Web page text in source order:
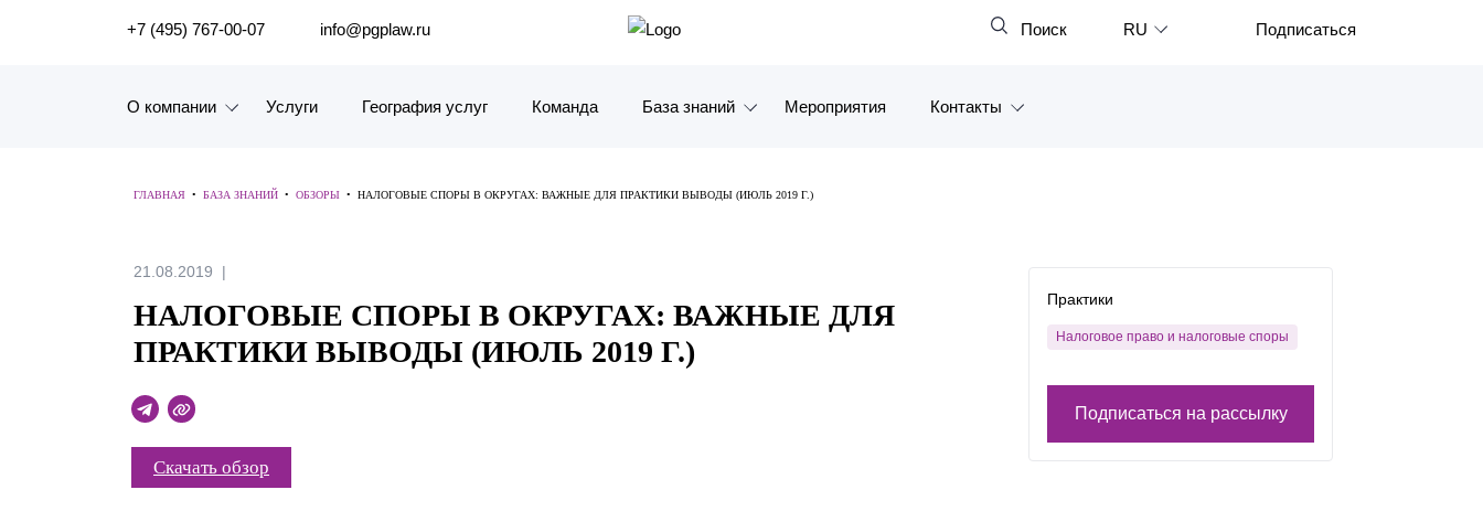
ПОИСК ПО САЙТУ Закрыть
+7 (495) 767-00-07 info@pgplaw.ru Поиск RU
Français
Português
Подписаться
О компании
Наш опыт
Рейтинги, Награды, Цифры
Карьера
История компании
Услуги География услуг Команда База знаний
Видео
Книги
Мероприятия Контакты
ГЛАВНАЯ • БАЗА ЗНАНИЙ • ОБЗОРЫ • НАЛОГОВЫЕ СПОРЫ В ОКРУГАХ: ВАЖНЫЕ ДЛЯ ПРАКТИКИ ВЫВОДЫ (ИЮЛЬ 2019 Г.)
21.08.2019
НАЛОГОВЫЕ СПОРЫ В ОКРУГАХ: ВАЖНЫЕ ДЛЯ
ПРАКТИКИ ВЫВОДЫ (ИЮЛЬ 2019 Г.)
Скачать обзор
Практики
Налоговое право и налоговые споры
Подписаться на рассылку